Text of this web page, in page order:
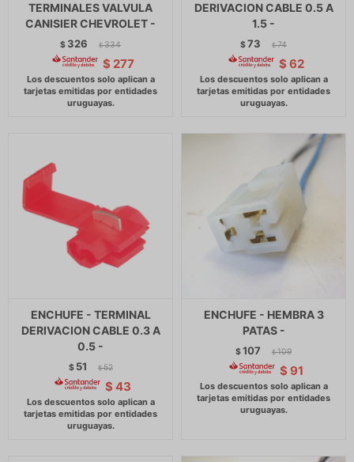
TERMINALES VALVULA
CANISIER CHEVROLET -
$ 326 $ 334
$ 277
DERIVACION CABLE 0.5 A
1.5 -
$73 $ 74
$ 62
ENCHUFE - TERMINAL
DERIVACION CABLE 0.3 A
0.5 -
$ 51 $ 52
$ 43
ENCHUFE - HEMBRA 3
PATAS -
$107 $ 109
$ 91